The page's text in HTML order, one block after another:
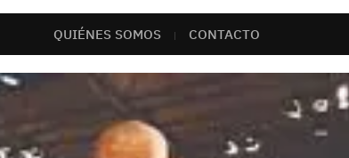
QUIÉNES SOMOS CONTACTO